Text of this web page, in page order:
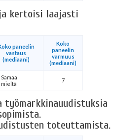
kertoisi laajasti
paneelin
vastaus
(mediaani)
Koko
paneelin
varmuus
(mediaani)
Samaa
mieltä
7
toteuttamista.